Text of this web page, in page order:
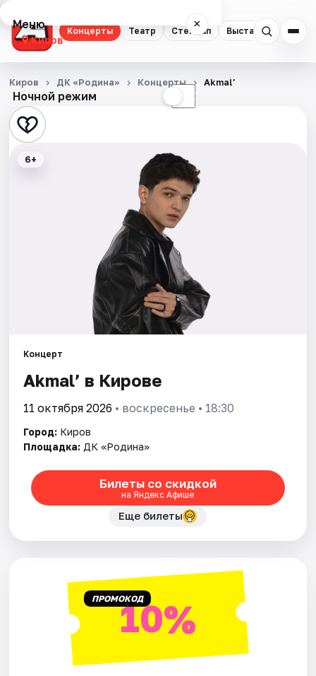
Концерты Театр Стендап Выставки
Меню ×
Киров
Концерты
Театр
Стендап
Города
Площадки
Рейтинги
Ночной режим ☾
Киров ДК «Родина» Концерты Akmal’
6+
Концерт
Akmal’ в Кирове
11 октября 2026 • воскресенье • 18:30
Город: Киров
Площадка: ДК «Родина»
Билеты со скидкой
на Яндекс Афише
Еще билеты
ПРОМОКОД10%